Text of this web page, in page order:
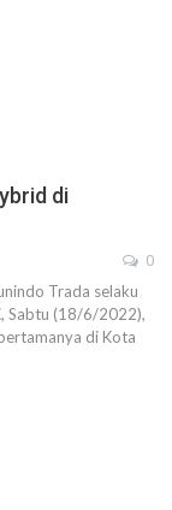
di
0
Trada selaku
Sabtu (18/6/2022),
di Kota